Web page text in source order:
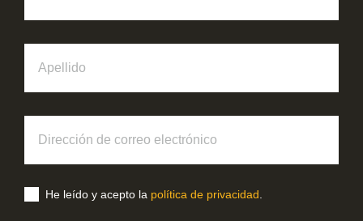
correo
electrónico
He leído y acepto la política de privacidad